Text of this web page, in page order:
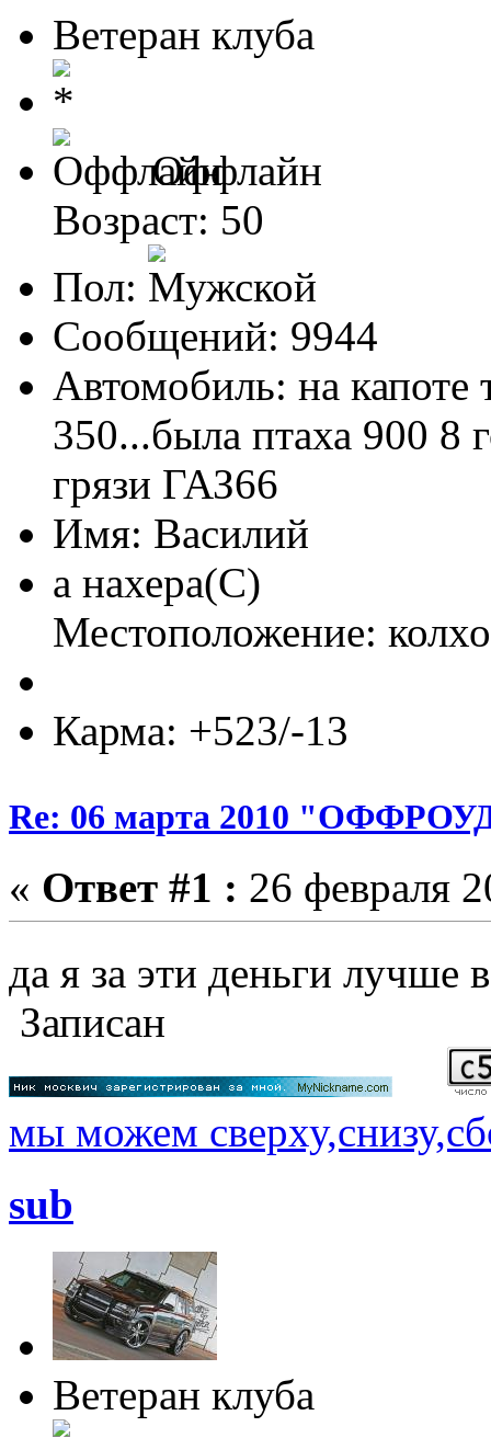
Ветеран клуба
Оффлайн
Возраст: 50
Пол:
Сообщений: 9944
Автомобиль: на капоте
350...была птаха 900 8
грязи ГАЗ66
Имя: Василий
а нахера(С)
Местоположение:
Карма: +523/-13
Re: 06 марта 2010
« Ответ #1 : 26 февраля
да я за эти деньги лучше
Записан
мы можем
sub
Ветеран клуба